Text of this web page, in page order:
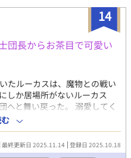
で思うように行動できず、バ
うように――！ 「俺は何とし
たしてセラは、数々の選択肢
、ハッピーエンドに辿り着く
生主人公/かなりじれじれ/
す/総受け気味ですが、結ば
りません ※背後注意の時は*
53位ありがとうございます
14
団長からお茶目で可愛い
たルーカスは、魔物との戦い
しか居場所がないルーカス
へと舞い戻った。 溺愛してく
っさんがもだもだするお話。
美形おっさん寮母。 ※おっさ
ノベルズさんでも公開してお
ております。 ※全２８話。
最終更新日 2025.11.14 登録日 2025.10.18